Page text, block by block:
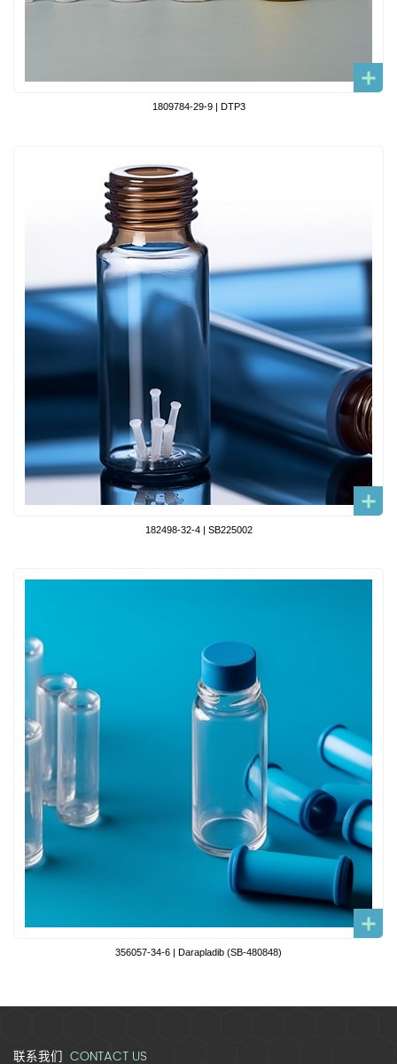
1809784-29-9 | DTP3
182498-32-4 | SB225002
356057-34-6 | Darapladib (SB-480848)
联系我们 CONTACT US